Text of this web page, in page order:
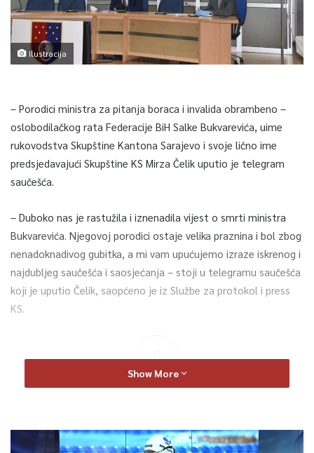
Ilustracija
– Porodici ministra za pitanja boraca i invalida obrambeno –
oslobodilačkog rata Federacije BiH Salke Bukvarevića, uime
rukovodstva Skupštine Kantona Sarajevo i svoje lično ime
predsjedavajući Skupštine KS Mirza Čelik uputio je telegram
saučešća.
– Duboko nas je rastužila i iznenadila vijest o smrti ministra
Bukvarevića. Njegovoj porodici ostaje velika praznina i bol zbog
nenadoknadivog gubitka, a mi vam upućujemo izraze iskrenog i
najdubljeg saučešća i saosjećanja – stoji u telegramu saučešća
koji je uputio Čelik, saopćeno je iz Službe za protokol i press
KS.
0
Article Rating
Show More